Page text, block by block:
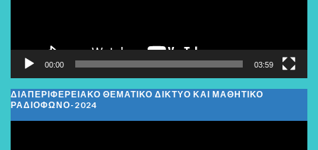
00:00 03:59
ΔΙΑΠΕΡΙΦΕΡΕΙΑΚΌ ΘΕΜΑΤΙΚΌ ΔΊΚΤΥΟ ΚΑΙ ΜΑΘΗΤΙΚΌ
ΡΑΔΙΌΦΩΝΟ-2024